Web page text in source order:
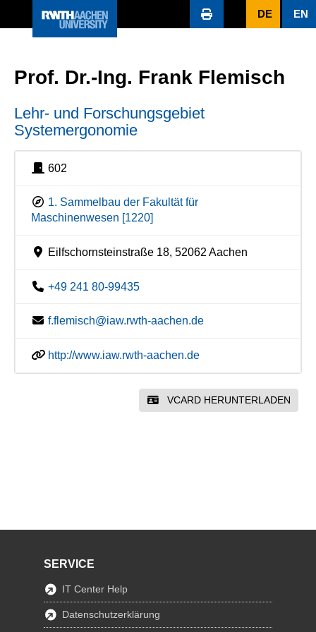
DE EN
Prof. Dr.-Ing. Frank Flemisch
Lehr- und Forschungsgebiet
Systemergonomie
602
1. Sammelbau der Fakultät für
Maschinenwesen [1220]
Eilfschornsteinstraße 18, 52062 Aachen
+49 241 80-99435
f.flemisch@iaw.rwth-aachen.de
http://www.iaw.rwth-aachen.de
VCARD HERUNTERLADEN
SERVICE
IT Center Help
Datenschutzerklärung